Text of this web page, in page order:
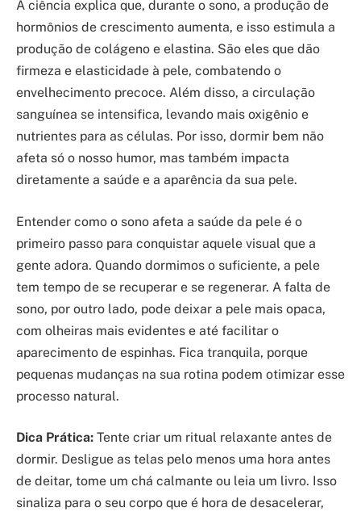
A ciência explica que, durante o sono, a produção de
hormônios de crescimento aumenta, e isso estimula a
produção de colágeno e elastina. São eles que dão
firmeza e elasticidade à pele, combatendo o
envelhecimento precoce. Além disso, a circulação
sanguínea se intensifica, levando mais oxigênio e
nutrientes para as células. Por isso, dormir bem não
afeta só o nosso humor, mas também impacta
diretamente a saúde e a aparência da sua pele.
Entender como o sono afeta a saúde da pele é o
primeiro passo para conquistar aquele visual que a
gente adora. Quando dormimos o suficiente, a pele
tem tempo de se recuperar e se regenerar. A falta de
sono, por outro lado, pode deixar a pele mais opaca,
com olheiras mais evidentes e até facilitar o
aparecimento de espinhas. Fica tranquila, porque
pequenas mudanças na sua rotina podem otimizar esse
processo natural.
Dica Prática: Tente criar um ritual relaxante antes de
dormir. Desligue as telas pelo menos uma hora antes
de deitar, tome um chá calmante ou leia um livro. Isso
sinaliza para o seu corpo que é hora de desacelerar,